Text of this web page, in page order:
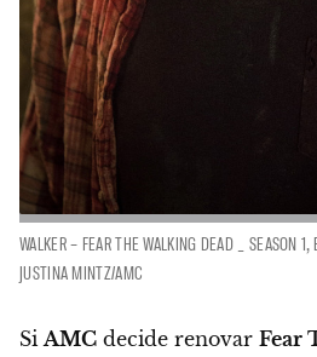
WALKER – FEAR THE WALKING DEAD _ SEASON
JUSTINA MINTZ/AMC
SiAMC decide renovar Fear